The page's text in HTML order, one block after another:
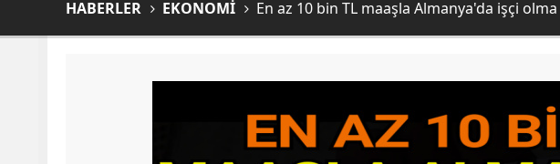
HABERLER EKONOMİ En az 10 bin TL maaşla Almanya'da işçi